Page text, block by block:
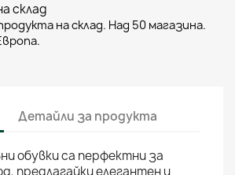
склад
на склад. Над 50 магазина.
Детайли за продукта
обувки са перфектни за
предлагайки елегантен и